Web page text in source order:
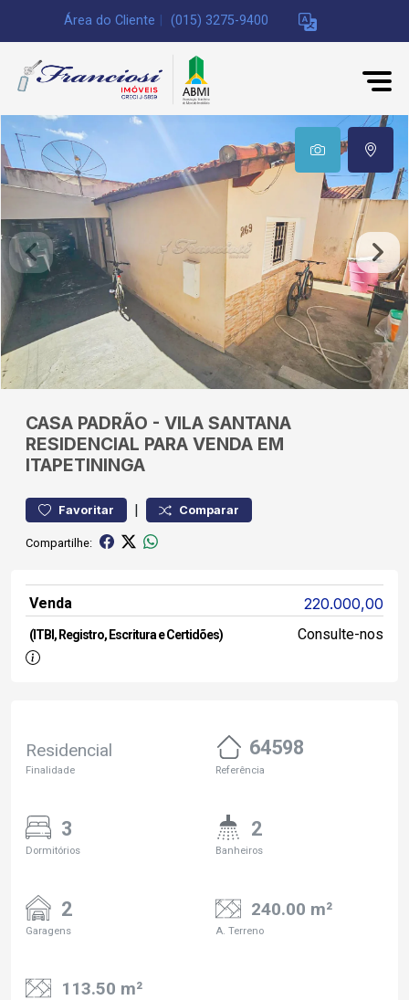
Área do Cliente (015) 3275-9400
CASA PADRÃO - VILA SANTANA
RESIDENCIAL PARA VENDA EM
ITAPETININGA
Favoritar | Comparar
Compartilhe:
Venda 220.000,00
(ITBI, Registro, Escritura e Certidões) Consulte-nos
Residencial
Finalidade
64598
Referência
3
Dormitórios
2
Banheiros
2
Garagens
240.00 m²
A. Terreno
113.50 m²